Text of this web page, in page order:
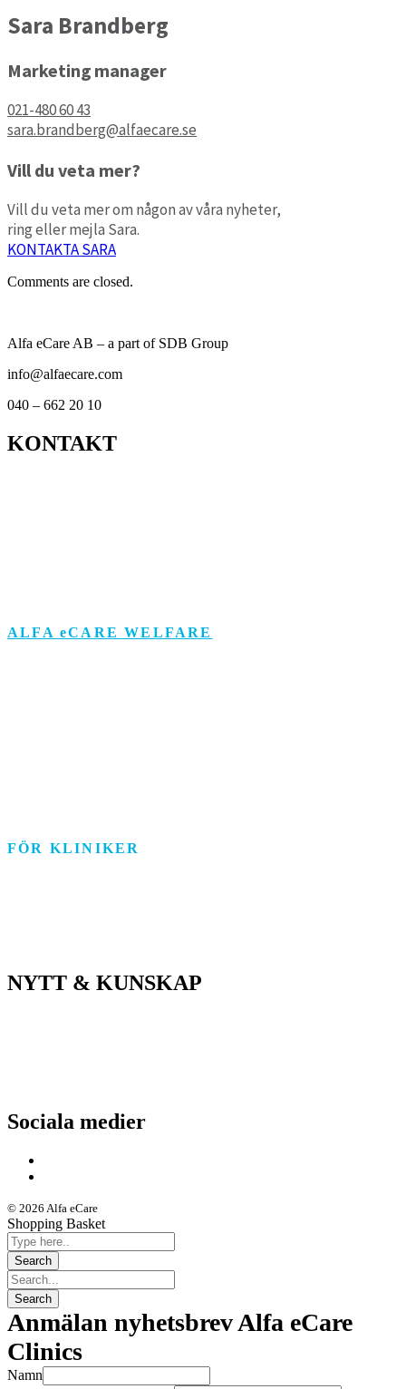
Sara Brandberg
Marketing manager
021-480 60 43
sara.brandberg@alfaecare.se
Vill du veta mer?
Vill du veta mer om någon av våra nyheter,
ring eller mejla Sara.
KONTAKTA SARA
Comments are closed.
Alfa eCare AB – a part of SDB Group
info@alfaecare.com
040 – 662 20 10
KONTAKT
ALFA eCARE WELFARE
FÖR KLINIKER
NYTT & KUNSKAP
Sociala medier
© 2026 Alfa eCare
Shopping Basket
Anmälan nyhetsbrev Alfa eCare
Clinics
Namn